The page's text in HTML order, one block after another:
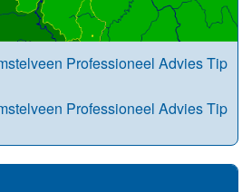
Professioneel Advies Tip
Professioneel Advies Tip